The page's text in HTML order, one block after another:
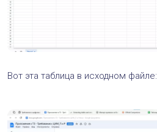
Вот эта таблица в исходном файле: